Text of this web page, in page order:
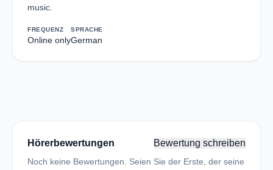
music.
FREQUENZ
Online only
SPRACHE
German
Hörerbewertungen Bewertung schreiben
Noch keine Bewertungen. Seien Sie der Erste, der seine